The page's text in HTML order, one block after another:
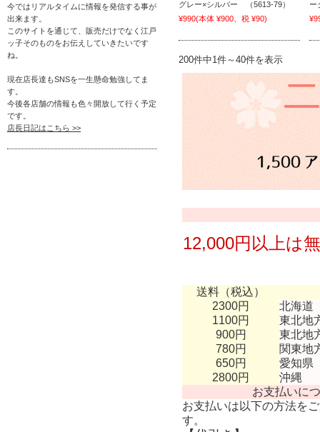
グレー×シルバー （5613-79）
¥990(本体 ¥900、税 ¥90)
ー
200件中1件～40件を表示
12,000円以上は
送料（税込）
2300円
北海道
1100円
東北地
900円
東北地
780円
関東
650円
愛知
2800円
沖縄
お支払いに
お支払いは以下の方法を
す。
今ではリアルタイムに情報を発信する事が
出来ます。
このサイトを通じて、販売だけでなく江戸
ッ子そのものをお伝えしていきたいです
ね。
現在店長達もSNSを一生懸命勉強してま
す。
今後各店舗の情報も色々開放して行く予定
です。
店長日記はこちら >>